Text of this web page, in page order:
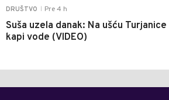
DRUŠTVO Pre 4 h
Suša uzela danak: Na ušću
kapi vode (VIDEO)